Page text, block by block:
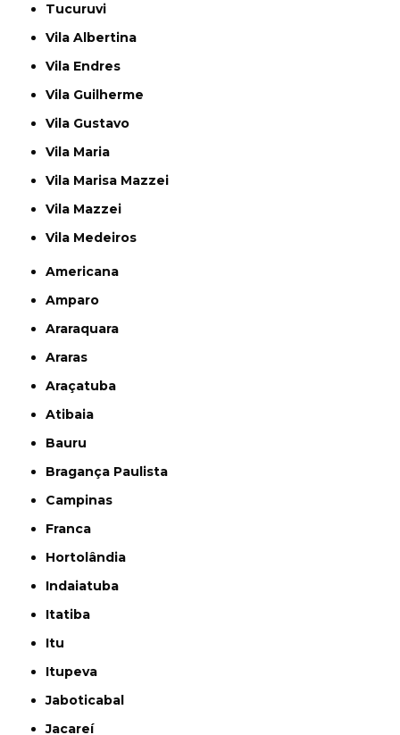
Tucuruvi
Vila Albertina
Vila Endres
Vila Guilherme
Vila Gustavo
Vila Maria
Vila Marisa Mazzei
Vila Mazzei
Vila Medeiros
Americana
Amparo
Araraquara
Araras
Araçatuba
Atibaia
Bauru
Bragança Paulista
Campinas
Franca
Hortolândia
Indaiatuba
Itatiba
Itu
Itupeva
Jaboticabal
Jacareí